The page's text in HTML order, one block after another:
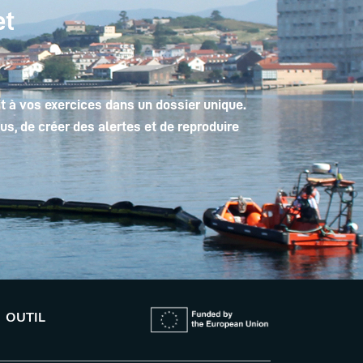
vos exercices dans un dossier unique.
de créer des alertes et de reproduire
OUTIL